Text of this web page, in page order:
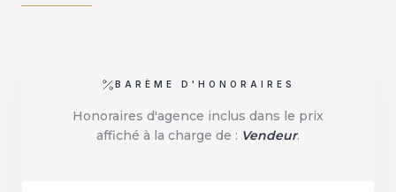
BARÈME D'HONORAIRES
Honoraires d'agence inclus dans le prix
affiché à la charge de : Vendeur.